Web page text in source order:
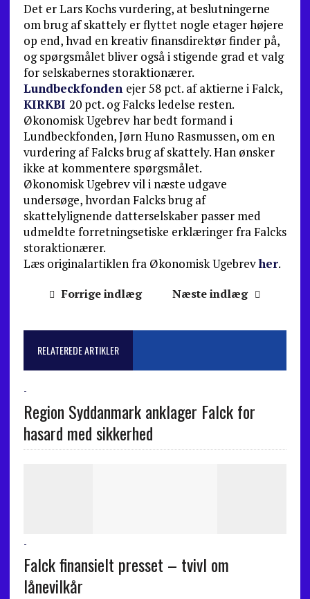
Det er Lars Kochs vurdering, at beslutningerne
om brug af skattely er flyttet nogle etager højere
op end, hvad en kreativ finansdirektør finder på,
og spørgsmålet bliver også i stigende grad et valg
for selskabernes storaktionærer.
Lundbeckfonden ejer 58 pct. af aktierne i Falck,
KIRKBI 20 pct. og Falcks ledelse resten.
Økonomisk Ugebrev har bedt formand i
Lundbeckfonden, Jørn Huno Rasmussen, om en
vurdering af Falcks brug af skattely. Han ønsker
ikke at kommentere spørgsmålet.
Økonomisk Ugebrev vil i næste udgave
undersøge, hvordan Falcks brug af
skattelylignende datterselskaber passer med
udmeldte forretningsetiske erklæringer fra Falcks
storaktionærer.
Læs originalartiklen fra Økonomisk Ugebrevher.
Forrige indlæg Næste indlæg
RELATEREDE ARTIKLER
-
Region Syddanmark anklager Falck for
hasard med sikkerhed
-
Falck finansielt presset – tvivl om
lånevilkår